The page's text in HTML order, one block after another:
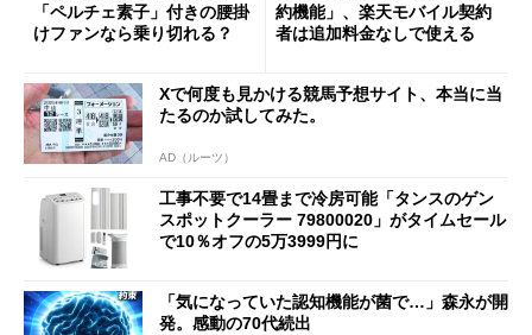
「ペルチェ素子」付きの腰掛
けファンなら乗り切れる？
約機能」、楽天モバイル契約
者は追加料金なしで使える
Xで何度も見かける競馬予想サイト、本当に当
たるのか試してみた。
AD（ルーツ）
工事不要で14畳まで冷房可能「タンスのゲン
スポットクーラー 79800020」がタイムセール
で10％オフの5万3999円に
「気になっていた認知機能が菌で…」森永が開
発。感動の70代続出